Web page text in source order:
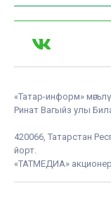
«Татар-информ»
Ринат Вагыйз улы
420066, Татарстан
йорт.
«ТАТМЕДИА»